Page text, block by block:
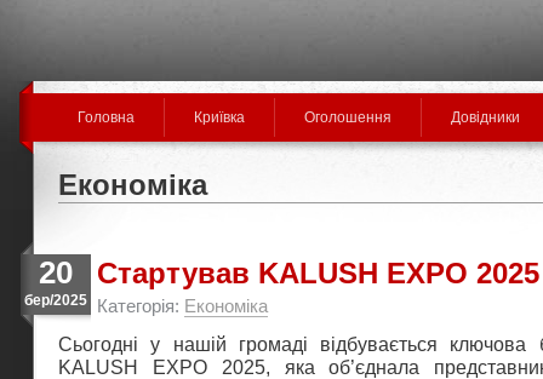
Головна Криївка Оголошення Довідники
Економіка
20
бер/2025
Стартував KALUSH EXPO 2025
Категорія: Економіка
Сьогодні у нашій громаді відбувається ключова
KALUSH EXPO 2025, яка об’єднала